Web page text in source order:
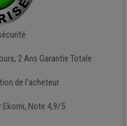
2 Ans Garantie Totale
de l'acheteur
Note 4,9/5